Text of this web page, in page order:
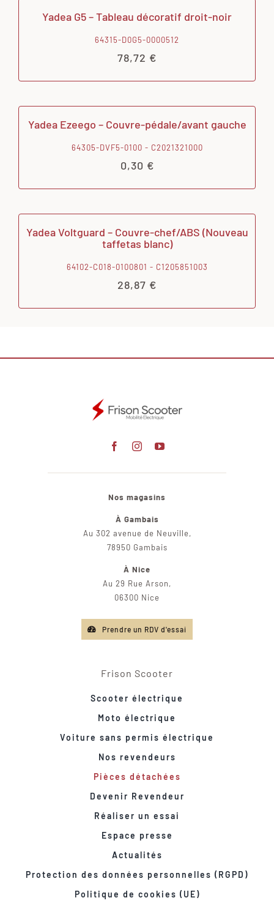
Yadea G5 – Tableau décoratif droit-noir
64315-D0G5-0000512
78,72 €
Yadea Ezeego – Couvre-pédale/avant gauche
64305-DVF5-0100 - C2021321000
0,30 €
Yadea Voltguard – Couvre-chef/ABS (Nouveau
taffetas blanc)
64102-C018-0100801 - C1205851003
28,87 €
Nos magasins
À Gambais
Au 302 avenue de Neuville,
78950 Gambais
À Nice
Au 29 Rue Arson,
06300 Nice
Prendre un RDV d'essai
Frison Scooter
Scooter électrique
Moto électrique
Voiture sans permis électrique
Nos revendeurs
Pièces détachées
Devenir Revendeur
Réaliser un essai
Espace presse
Actualités
Protection des données personnelles (RGPD)
Politique de cookies (UE)